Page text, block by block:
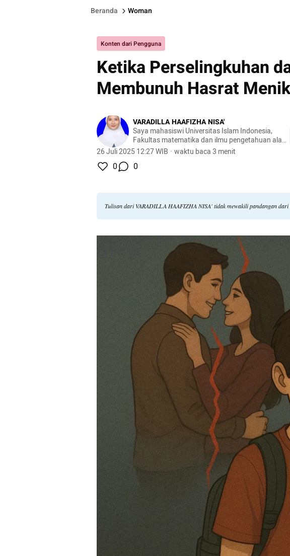
Beranda Woman
Konten dari Pengguna
Ketika Perselingkuhan
Membunuh Hasrat
VARADILLA HAAFIZHA NISA'
Saya mahasiswi Universitas Islam Indonesia,
Fakultas matematika dan ilmu pengetahuan alam,
jurusan farmasi
26 Juli 2025 12:27 WIB · waktu baca 3 menit
0 0
Tulisan dari VARADILLA HAAFIZHA NISA' tidak mewakili pandangan